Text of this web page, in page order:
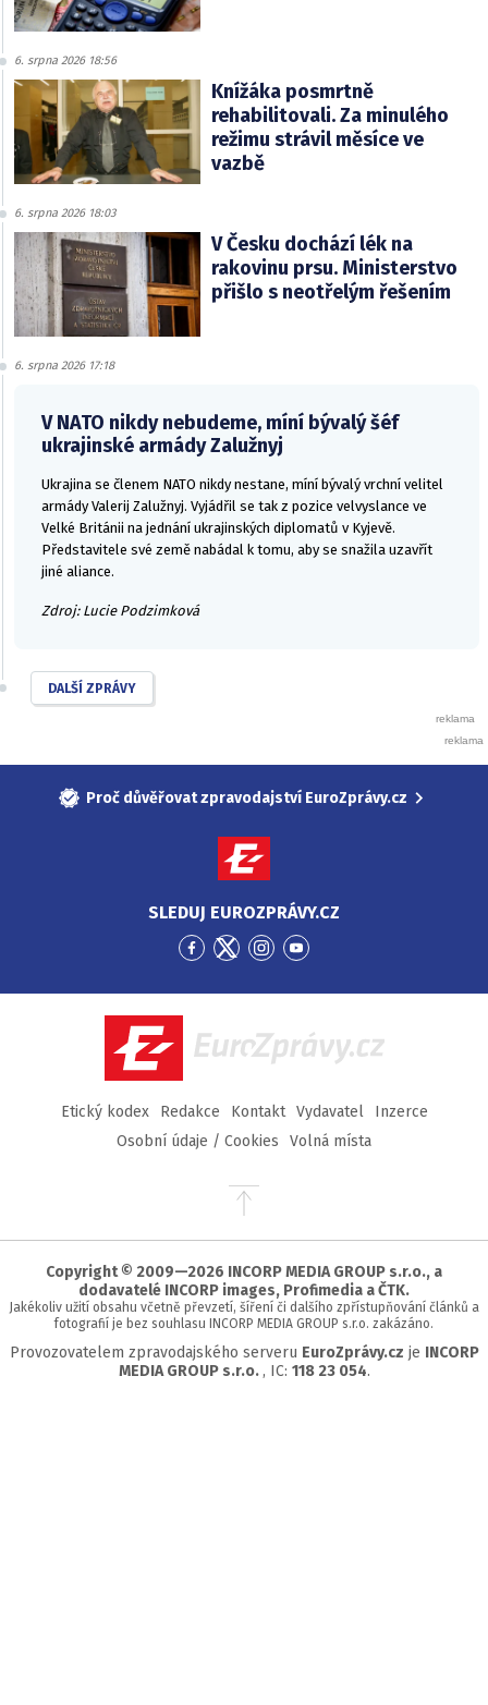
6. srpna 2026 18:56
Knížáka posmrtně
rehabilitovali. Za minulého
režimu strávil měsíce ve
vazbě
6. srpna 2026 18:03
V Česku dochází lék na
rakovinu prsu. Ministerstvo
přišlo s neotřelým řešením
6. srpna 2026 17:18
V NATO nikdy nebudeme, míní bývalý šéf
ukrajinské armády Zalužnyj
Ukrajina se členem NATO nikdy nestane, míní bývalý vrchní velitel
armády Valerij Zalužnyj. Vyjádřil se tak z pozice velvyslance ve
Velké Británii na jednání ukrajinských diplomatů v Kyjevě.
Představitele své země nabádal k tomu, aby se snažila uzavřít
jiné aliance.
Zdroj: Lucie Podzimková
DALŠÍ ZPRÁVY
Proč důvěřovat zpravodajství EuroZprávy.cz
SLEDUJ EUROZPRÁVY.CZ
Přejít
Facebook
Přejít
Twitter
Přejít
Instagram
Přejít
YouTube
EuroZprávy.cz
Etický kodex Redakce Kontakt Vydavatel
Inzerce
Osobní údaje / Cookies
Volná místa
Přejít
stránky
Copyright © 2009—2026 INCORP MEDIA GROUP s.r.o., a
dodavatelé INCORP images, Profimedia a ČTK.
Jakékoliv užití obsahu včetně převzetí, šíření či dalšího zpřístupňování článků a
fotografií je bez souhlasu INCORP MEDIA GROUP s.r.o. zakázáno.
Provozovatelem zpravodajského serveru EuroZprávy.cz je INCORP
MEDIA GROUP s.r.o. , IC: 118 23 054.